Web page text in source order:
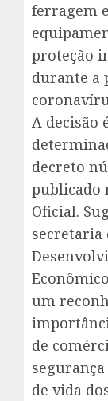
ferragem e
proteção
durante a
A decisão
decreto
publicado
Oficial.
secretaria
um
de
de vida